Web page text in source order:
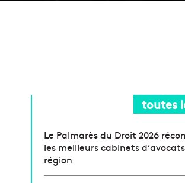
toutes
Le Palmarès du Droit 2026
les meilleurs cabinets
région